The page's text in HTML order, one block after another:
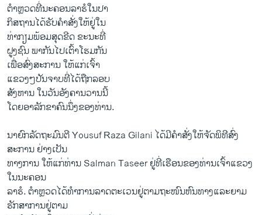
ລາຍການກະຈາຍສຽງ
ລາຍງານ
ຕິດຕາມພວກເຮົາ ທີ່
ພາສາຕ່າງໆ
ຕຳຫຼວດທີ່ນະຄອນລາຮໍໃນປາ
ກິສຖານໄດ້ຮັບຄຳສັ່ງໃຫ້ຢູ່ໃນ
ທ່າກຽມພ້ອມສຸດຂີດ ຂະນະທີ່
ຝູງຊົນ ພາກັນໄປເຕົ້າໂຮມກັນ
ເພື່ອສົ່ງສະການ ໃຫ້ແກ່ເຈົ້າ
ແຂວງໆປັນຈາບທີ່ໄດ້ຖືກລອບ
ສັງຫານ ໃນວັນອັງຄານວານນີ້
ໂດຍອາລັກຂາຄົນນຶ່ງຂອງທ່ານ.
ນາຍົກລັດຖະມົນຕີ Yousuf Raza Gilani ໄດ້ມີຄຳສັ່ງໃຫ້ຈັດພິທີສົ່ງ
ສະການ ຢ່າງເປັນ
ທາງການ ໃຫ້ແກ່ທ່ານ Salman Taseer ຢູ່ທີ່ເຮືອນຂອງທ່ານເຈົ້າແຂວງ
ໃນນະຄອນ
ລາຮໍ. ຕຳຫຼວດໄດ້ທຳການລາດຕະເວນຢູ່ຕາມຖະໜົນຫົນທາງແລະຍາມ
ຮັກສາການຢູ່ຕາມ